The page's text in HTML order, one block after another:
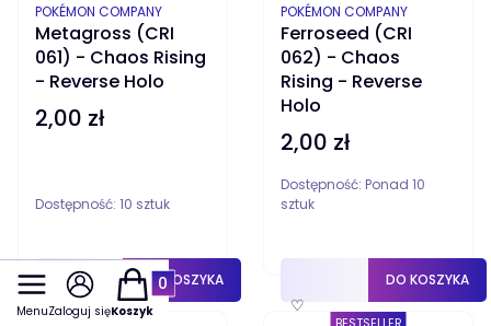
Metagross (CRI
061) - Chaos Rising
- Reverse Holo
PRODUCENT
POKÉMON COMPANY
Cena
2,00 zł
Dostępność: 10 sztuk
♡
DO KOSZYKA
Ferroseed (CRI
062) - Chaos
Rising - Reverse
Holo
PRODUCENT
POKÉMON COMPANY
Cena
2,00 zł
Dostępność: Ponad 10
sztuk
♡
DO KOSZYKA
MenuZaloguj się
Produkty w koszyku: 0. Zobacz szczegóły
Koszyk